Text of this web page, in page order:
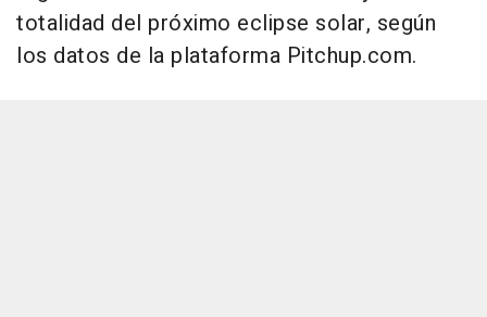
totalidad del próximo eclipse solar, según
los datos de la plataforma Pitchup.com.